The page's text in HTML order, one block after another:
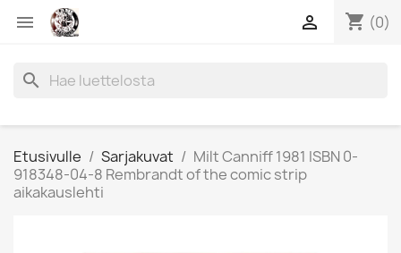
 shopping_cart (0)

search
Etusivulle Sarjakuvat
Milt Canniff 1981 ISBN 0-
918348-04-8 Rembrandt of the comic strip
aikakauslehti